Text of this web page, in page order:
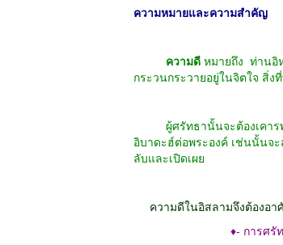
ความหมายและความสำคัญ
ความดี หมายถึง ท่านอิ
กระวนกระวายอยู่ในจิตใจ สิ่ง
ผู้ศรัทธานั้นจะต้องเคารพอิ
อิบาดะฮ์ต่อพระองค์ เช่นนั้นจ
ลับและเปิดเผย
ความดีในอิสลามจึงต้องอา
♦- การศรั